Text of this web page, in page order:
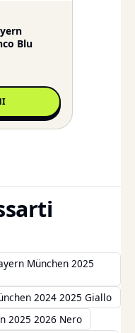
Blu
München 2025
2024 2025 Giallo
2025 2026 Nero